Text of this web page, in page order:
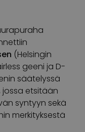
(Helsingin
geeni ja D-
säätelyssä
jossa etsitään
syntyyn sekä
merkityksestä